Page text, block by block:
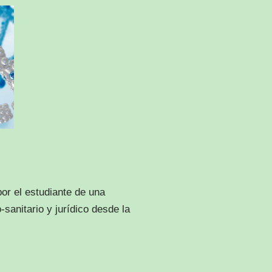
el estudiante de una
sanitario y jurídico desde la